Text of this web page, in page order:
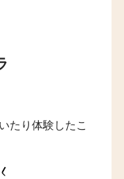
たり体験したこ